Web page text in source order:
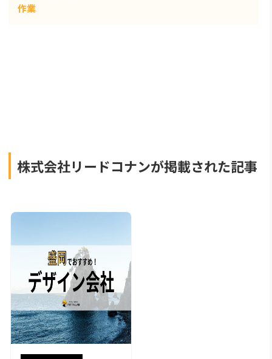
作業
株式会社リードコナンが掲載された記事